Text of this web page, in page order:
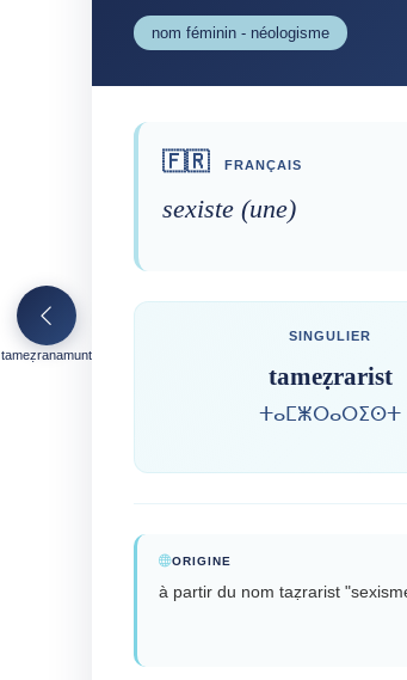
tameẓranamunt
nom féminin - néologisme
🇫🇷 FRANÇAIS
sexiste (une)
SINGULIER
tameẓrarist
ⵜⴰⵎⵥⵔⴰⵔⵉⵙⵜ
ORIGINE
à partir du nom taẓrarist